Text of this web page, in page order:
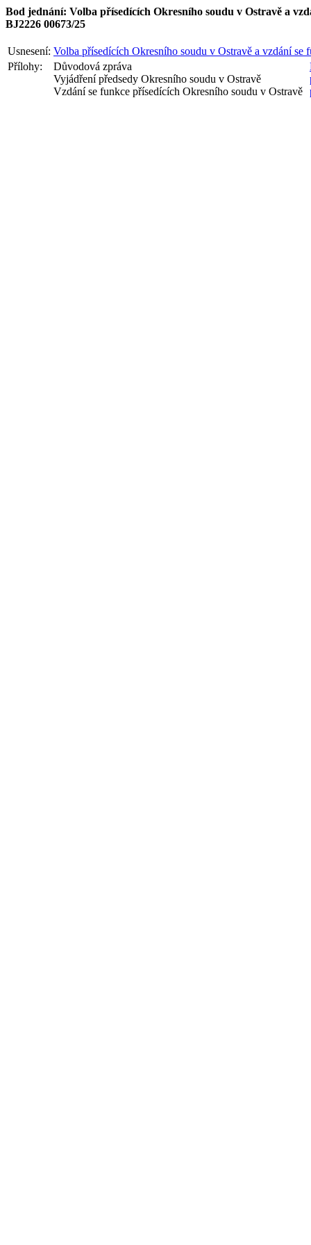
Bod jednání: Volba přísedících Okresního soudu v Ostravě a
BJ2226 00673/25
Usnesení: Volba přísedících Okresního soudu v Ostravě a vzdání
Přílohy:
Důvodová zpráva
Vyjádření předsedy Okresního soudu v Ostravě
Vzdání se funkce přísedících Okresního soudu v Ostravě